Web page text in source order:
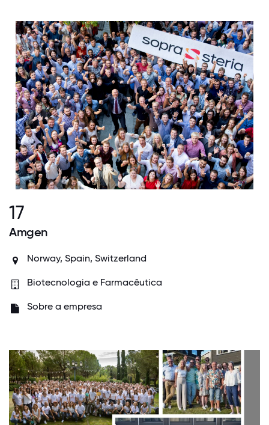
17
Amgen
Norway, Spain, Switzerland
Biotecnologia e Farmacêutica
Sobre a empresa